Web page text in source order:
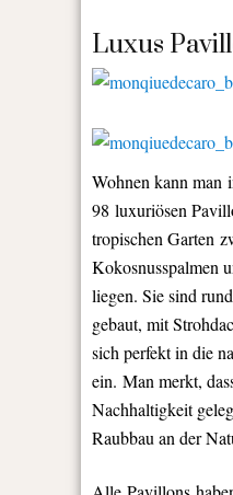
Luxus
Wohnen kann man
98 luxuriösen
tropischen Garten
Kokosnusspalmen
liegen. Sie sind
gebaut, mit
sich perfekt in die
ein. Man merkt,
Nachhaltigkeit
Raubbau an der